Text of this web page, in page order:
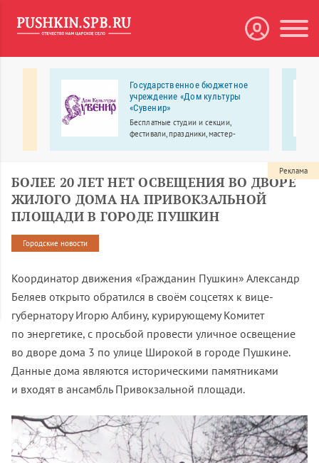
Государственное бюджетное
учреждение «Дом культуры
«Сувенир»
Бесплатные студии и секции,
фестивали, праздники, мастер-
БОЛЕЕ 20 ЛЕТ НЕТ ОСВЕЩЕНИЯ ВО ДВОРЕ
ЖИЛОГО ДОМА НА ПРИВОКЗАЛЬНОЙ
ПЛОЩАДИ В ГОРОДЕ ПУШКИН
Городские новости
Координатор движения «Гражданин Пушкин» Александр
Беляев открыто обратился в своём соцсетях к вице-
губернатору Игорю Албину, курирующему Комитет
по энергетике, с просьбой провести уличное освещение
во дворе дома 3 по улице Широкой в городе Пушкине.
Данные дома являются историческими памятниками
и входят в ансамбль Привокзальной площади.
Реклама